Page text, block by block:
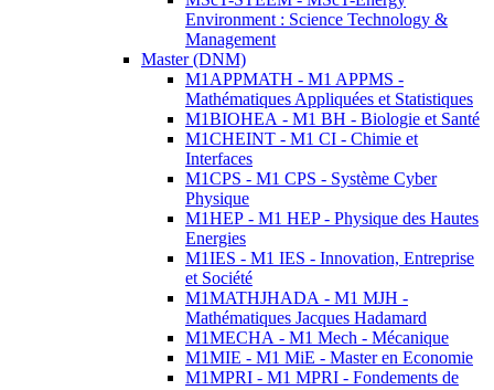
Environment : Science Technology &
Management
Master (DNM)
M1APPMATH - M1 APPMS -
Mathématiques Appliquées et Statistiques
M1BIOHEA - M1 BH - Biologie et Santé
M1CHEINT - M1 CI - Chimie et
Interfaces
M1CPS - M1 CPS - Système Cyber
Physique
M1HEP - M1 HEP - Physique des Hautes
Energies
M1IES - M1 IES - Innovation, Entreprise
et Société
M1MATHJHADA - M1 MJH -
Mathématiques Jacques Hadamard
M1MECHA - M1 Mech - Mécanique
M1MIE - M1 MiE - Master en Economie
M1MPRI - M1 MPRI - Fondements de